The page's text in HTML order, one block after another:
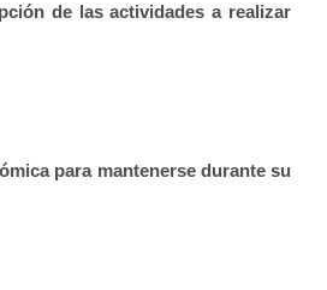
de las actividades a realizar
para mantenerse durante su